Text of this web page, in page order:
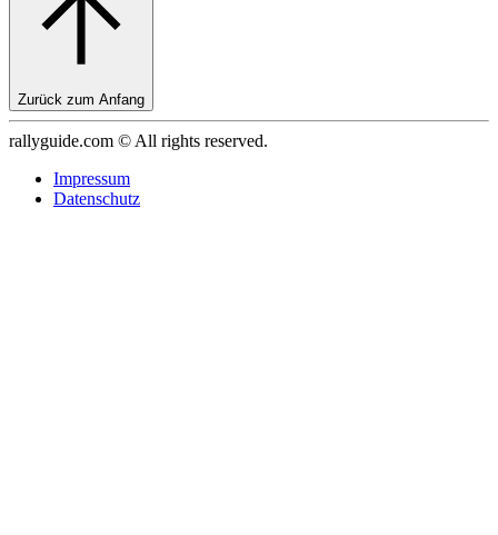
Zurück zum Anfang
rallyguide.com © All rights reserved.
Impressum
Datenschutz